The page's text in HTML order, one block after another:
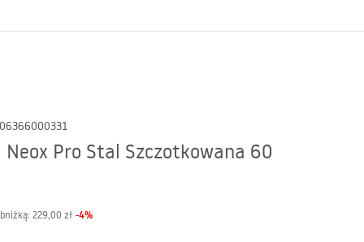
Neox Pro Stal Szczotkowana 60
229,00 zł -4%